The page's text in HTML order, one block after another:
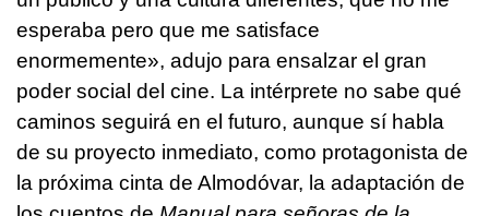
esperaba pero que me satisface
enormemente», adujo para ensalzar el gran
poder social del cine. La intérprete no sabe qué
caminos seguirá en el futuro, aunque sí habla
de su proyecto inmediato, como protagonista de
la próxima cinta de Almodóvar, la adaptación de